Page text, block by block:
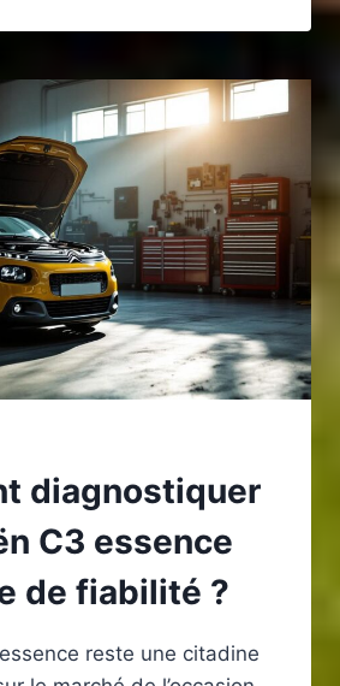
diagnostiquer
C3 essence
de fiabilité ?
reste une citadine